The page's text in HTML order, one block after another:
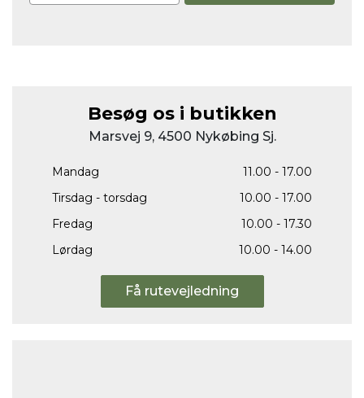
Besøg os i butikken
Marsvej 9, 4500 Nykøbing Sj.
Mandag
11.00 - 17.00
Tirsdag - torsdag
10.00 - 17.00
Fredag
10.00 - 17.30
Lørdag
10.00 - 14.00
Få rutevejledning